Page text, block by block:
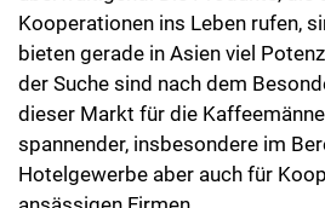
Kooperationen ins Leben rufen,
bieten gerade in Asien viel
der Suche sind nach dem
dieser Markt für die
spannender, insbesondere im
Hotelgewerbe aber auch für